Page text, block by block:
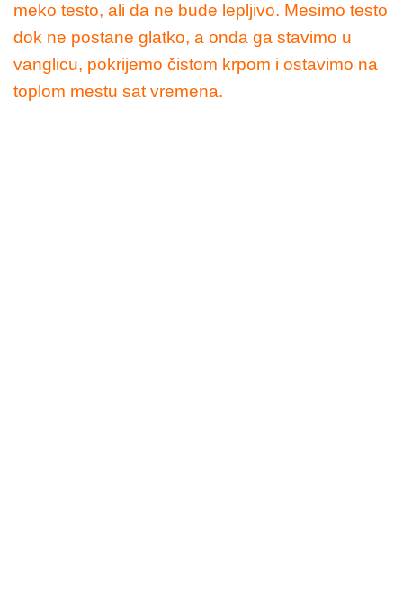
meko testo, ali da ne bude lepljivo. Mesimo testo
dok ne postane glatko, a onda ga stavimo u
vanglicu, pokrijemo čistom krpom i ostavimo na
toplom mestu sat vremena.